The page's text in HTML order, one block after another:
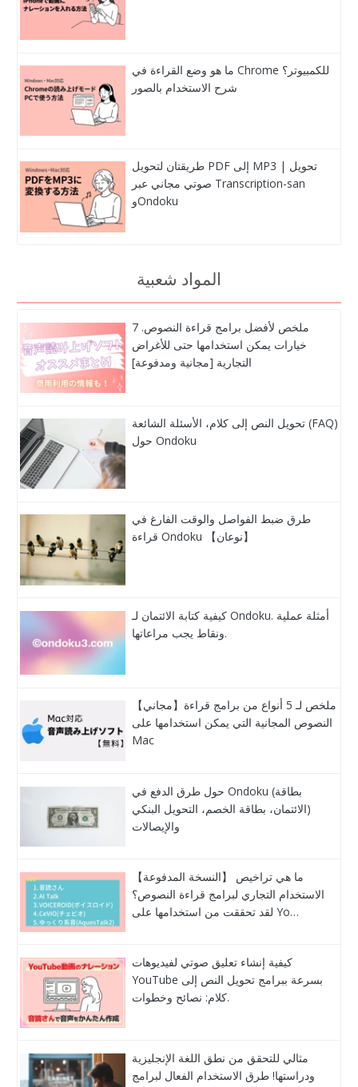
ما هو وضع القراءة في Chrome للكمبيوتر؟
شرح الاستخدام بالصور
طريقتان لتحويل PDF إلى MP3 | تحويل
صوتي مجاني عبر Transcription-san
وOndoku
المواد شعبية
ملخص لأفضل برامج قراءة النصوص. 7
خيارات يمكن استخدامها حتى للأغراض
التجارية [مجانية ومدفوعة]
تحويل النص إلى كلام، الأسئلة الشائعة (FAQ)
حول Ondoku
طرق ضبط الفواصل والوقت الفارغ في
قراءة Ondoku 【نوعان】
كيفية كتابة الائتمان لـ Ondoku. أمثلة عملية
ونقاط يجب مراعاتها.
【مجاني】ملخص لـ 5 أنواع من برامج قراءة
النصوص المجانية التي يمكن استخدامها على
Mac
حول طرق الدفع في Ondoku (بطاقة
الائتمان، بطاقة الخصم، التحويل البنكي)
والإيصالات
【النسخة المدفوعة】 ما هي تراخيص
الاستخدام التجاري لبرامج قراءة النصوص؟
لقد تحققت من استخدامها على Yo…
كيفية إنشاء تعليق صوتي لفيديوهات
YouTube بسرعة ببرامج تحويل النص إلى
كلام: نصائح وخطوات.
مثالي للتحقق من نطق اللغة الإنجليزية
ودراستها! طرق الاستخدام الفعال لبرامج